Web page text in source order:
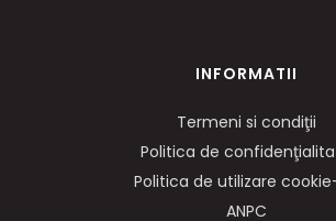
INFORMATII
Termeni si condiţii
Politica de
Politica de utilizare
ANPC